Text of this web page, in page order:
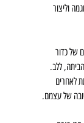
וליצור
של כדור
ללב.
לאחרים
של עצמם.